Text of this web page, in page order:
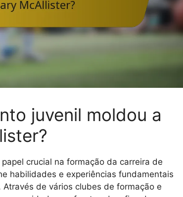
juvenil moldou a
crucial na formação da carreira de
habilidades e experiências fundamentais
de vários clubes de formação e